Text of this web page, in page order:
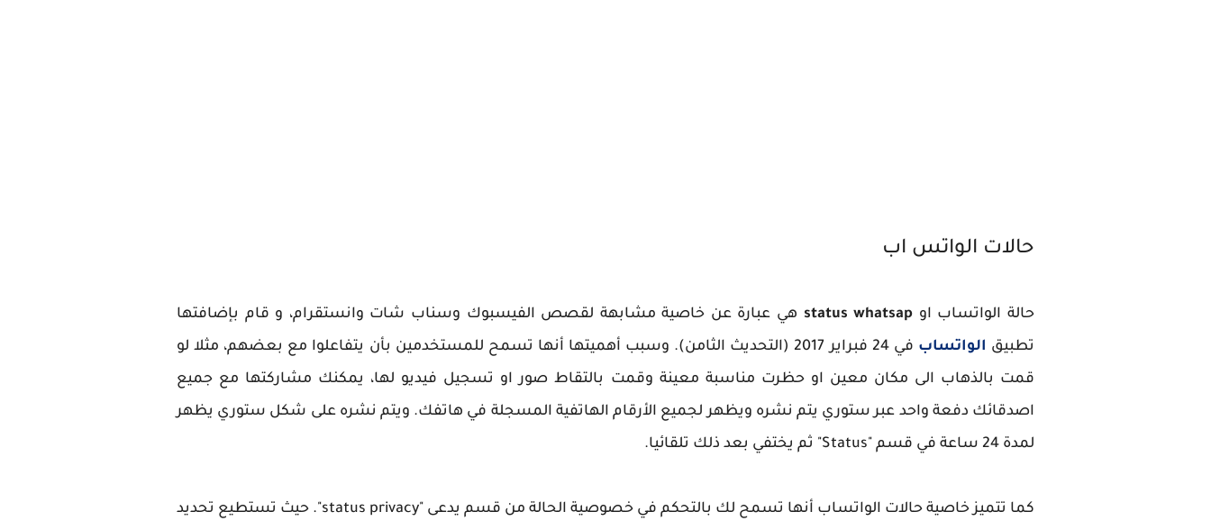
حالات الواتس اب
حالة الواتساب او status whatsap هي عبارة عن خاصية مشابهة لقصص الفيسبوك وسناب شات وانستقرام، و قام بإضافتها
تطبيق الواتساب
في 24 فبراير 2017 (التحديث الثامن). وسبب أهميتها أنها تسمح للمستخدمين بأن يتفاعلوا مع بعضهم، مثلا لو
قمت بالذهاب الى مكان معين او حظرت مناسبة معينة وقمت بالتقاط صور او تسجيل فيديو لها، يمكنك مشاركتها مع جميع
اصدقائك دفعة واحد عبر ستوري يتم نشره ويظهر لجميع الأرقام الهاتفية المسجلة في هاتفك. ويتم نشره على شكل ستوري يظهر
لمدة 24 ساعة في قسم "Status" ثم يختفي بعد ذلك تلقائيا.
كما تتميز خاصية حالات الواتساب أنها تسمح لك بالتحكم في خصوصية الحالة من قسم يدعى "status privacy". حيث تستطيع تحديد